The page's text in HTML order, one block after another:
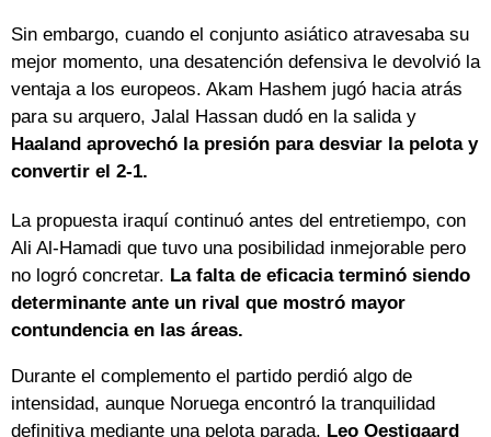
Sin embargo, cuando el conjunto asiático atravesaba su
mejor momento, una desatención defensiva le devolvió la
ventaja a los europeos. Akam Hashem jugó hacia atrás
para su arquero, Jalal Hassan dudó en la salida y
Haaland aprovechó la presión para desviar la pelota y
convertir el 2-1.
La propuesta iraquí continuó antes del entretiempo, con
Ali Al-Hamadi que tuvo una posibilidad inmejorable pero
no logró concretar. La falta de eficacia terminó siendo
determinante ante un rival que mostró mayor
contundencia en las áreas.
Durante el complemento el partido perdió algo de
intensidad, aunque Noruega encontró la tranquilidad
definitiva mediante una pelota parada. Leo Oestigaard